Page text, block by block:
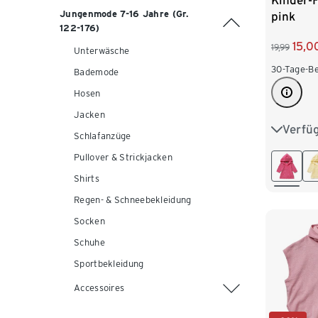
Jungenmode 7-16 Jahre (Gr.
122-176)
Unterwäsche
Bademode
Hosen
Jacken
Schlafanzüge
Pullover & Strickjacken
Shirts
Regen- & Schneebekleidung
Socken
Schuhe
Sportbekleidung
Accessoires
pink
19,99
30-Tage-
74/80
98/104